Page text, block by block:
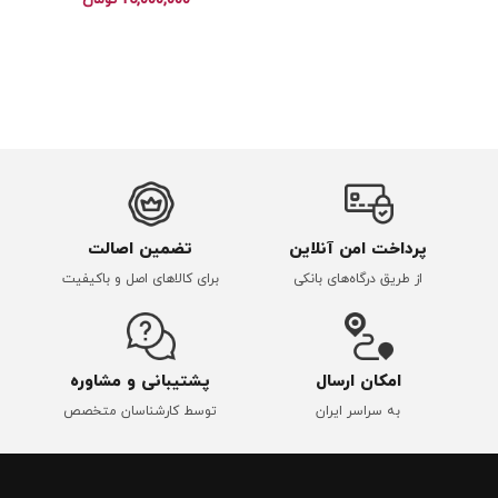
پرداخت امن آنلاین
از طریق درگاه‌های بانکی
تضمین اصالت
برای کالاهای اصل و باکیفیت
امکان ارسال
به سراسر ایران
پشتیبانی و مشاوره
توسط کارشناسان متخصص